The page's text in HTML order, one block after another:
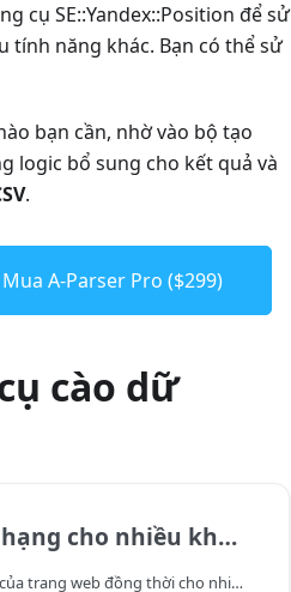
cụ SE::Yandex::Position để sử
tính năng khác. Bạn có thể sử
bạn cần, nhờ vào bộ tạo
logic bổ sung cho kết quả và
.
Mua A-Parser Pro ($299)
cào dữ
cho nhiều khu vực
Lấy thứ hạng của trang web đồng thời cho nhiều khu vực